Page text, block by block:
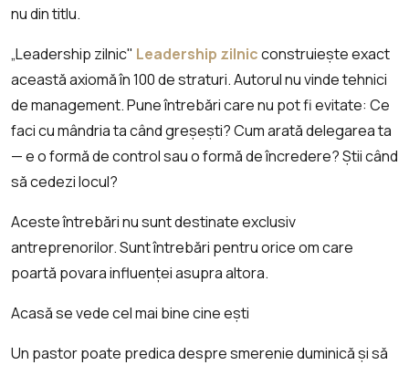
nu din titlu.
„Leadership zilnic" Leadership zilnicconstruiește exact
această axiomă în 100 de straturi. Autorul nu vinde tehnici
de management. Pune întrebări care nu pot fi evitate: Ce
faci cu mândria ta când greșești? Cum arată delegarea ta
— e o formă de control sau o formă de încredere? Știi când
să cedezi locul?
Aceste întrebări nu sunt destinate exclusiv
antreprenorilor. Sunt întrebări pentru orice om care
poartă povara influenței asupra altora.
Acasă se vede cel mai bine cine ești
Un pastor poate predica despre smerenie duminică și să